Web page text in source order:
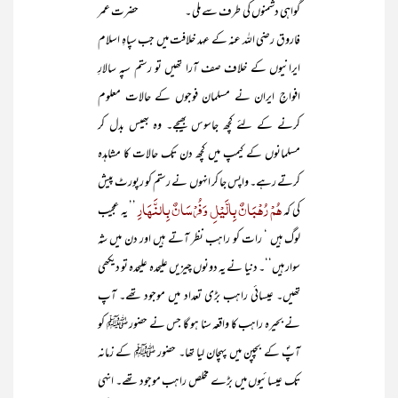
گواہی دشمنوں کی طرف سے ملی ۔ حضرت عمر
فاروق رضی اللہ عنہ کے عہد خلافت میں جب سپاہِ اسلام
ایرانیوں کے خلاف صف آرا تھیں تو رستم سپہ سالارِ
افواجِ ایران نے مسلمان فوجوں کے حالات معلوم
کرنے کے لئے کچھ جاسوس بھیجے۔ وہ بھیس بدل کر
مسلمانوں کے کیمپ میں کچھ دن تک حالات کا مشاہدہ
کرتے رہے۔ واپس جا کر انہوں نے رستم کو رپورٹ پیش
کی کہہُمْ رُہْبَانٌ بِالَّیْلِ وَفُرْسَانٌ بِالنَّہَارِ ’’ یہ عجیب
لوگ ہیں ‘ رات کو راہب نظر آتے ہیں اور دن میں شہ
سوار ہیں‘‘۔ دنیا نے یہ دونوں چیزیں علیحدہ علیحدہ تو دیکھی
تھیں۔ عیسائی راہب بڑی تعداد میں موجود تھے۔ آپ
نے بحیرہ راہب کا واقعہ سنا ہو گا جس نے حضور ﷺ کو
آپؐ کے بچپن میں پہچان لیا تھا۔ حضور ﷺ کے زمانہ
تک عیسائیوں میں بڑے مخلص راہب موجود تھے۔ انہی